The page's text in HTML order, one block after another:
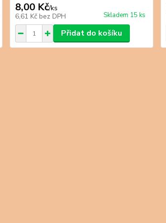
8,00 Kč/ks
6,61 Kč bez DPH Skladem 15 ks
Přidat do košíku